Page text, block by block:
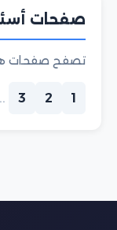
صفحات
تصفح صفحات
1
2
3